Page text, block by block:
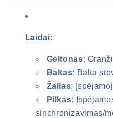
Laidai:
Geltonas:
Baltas: Balta
Žalias:
Pilkas:
sinchronizavimas/